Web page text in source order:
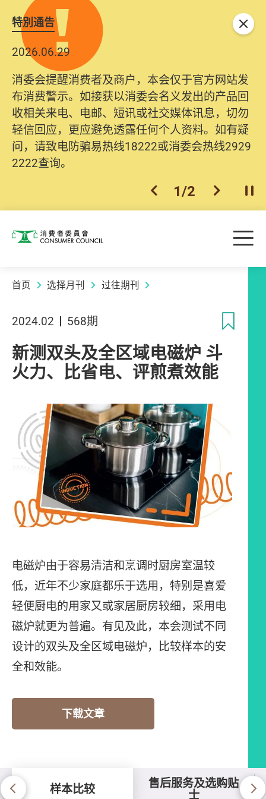
特別通告
2026.06.29
消委会提醒消费者及商户，本会仅于官方网站发
布消费警示。如接获以消委会名义发出的产品回
收相关来电、电邮、短讯或社交媒体讯息，切勿
轻信回应，更应避免透露任何个人资料。如有疑
问，请致电防骗易热线18222或消委会热线2929
2222查询。
上一个
1/2 下一个开
关闭
消费者委员会 目
首页 选择月刊 过往期刊
2024.02 568期
新测双头及全区域电磁炉 斗
火力、比省电、评煎煮效能
电磁炉由于容易清洁和烹调时厨房室温较
低，近年不少家庭都乐于选用，特别是喜爱
轻便厨电的用家又或家居厨房较细，采用电
磁炉就更为普遍。有见及此，本会测试不同
设计的双头及全区域电磁炉，比较样本的安
全和效能。
下载文章
样本比较 售后服务及选购贴
士